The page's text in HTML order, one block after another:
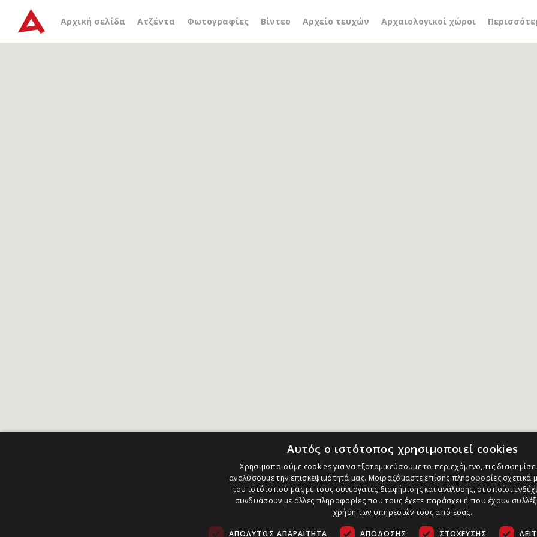
Αρχική σελίδα Ατζέντα Φωτογραφίες Βίντεο Αρχείο τευχών Αρχαιολογικοί χώροι
Αρχείο ετικέτας Χρυσολωράδες
Αυτός ο ιστότοπος χρησιμοποιεί cookies
Χρησιμοποιούμε cookies για να εξατομικεύσουμε το περιεχόμενο, τις
αναλύσουμε την επισκεψιμότητά μας. Μοιραζόμαστε επίσης πληροφορίες σχετικά
του ιστότοπού μας με τους συνεργάτες διαφήμισης και ανάλυσης, οι οποίοι
συνδυάσουν με άλλες πληροφορίες που τους έχετε παράσχει ή που έχουν
χρήση των υπηρεσιών τους από εσάς.
ΑΠΟΛΎΤΩΣ ΑΠΑΡΑΊΤΗΤΑ ΑΠΌΔΟΣΗΣ ΣΤΌΧΕΥΣΗΣ